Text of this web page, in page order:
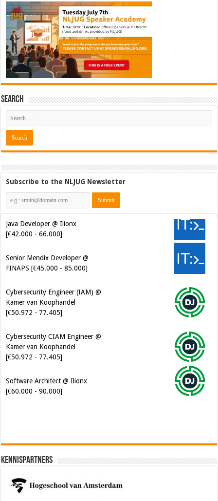
Search
Subscribe to the NLJUG Newsletter
Java Developer @ Ilionx
[€42.000 - 66.000]
Senior Mendix Developer @
FINAPS [€45.000 - 85.000]
Cybersecurity Engineer (IAM) @
Kamer van Koophandel
[€50.972 - 77.405]
Cybersecurity CIAM Engineer @
Kamer van Koophandel
[€50.972 - 77.405]
Software Architect @ Ilionx
[€60.000 - 90.000]
Kennispartners